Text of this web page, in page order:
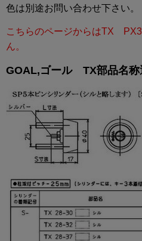
色は別途お問い合わせ下さい。
こちらのページからはTX
ん。
GOAL,ゴール TX部品名称